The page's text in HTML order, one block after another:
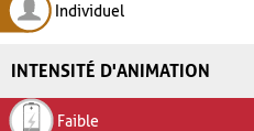
Individuel
INTENSITÉ D'ANIMATION
Faible